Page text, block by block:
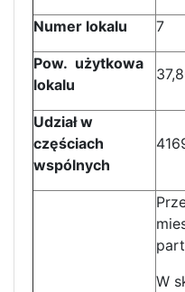
Numer lokalu 7
Pow. użytkowa
lokalu
Udział w
częściach
wspólnych
W